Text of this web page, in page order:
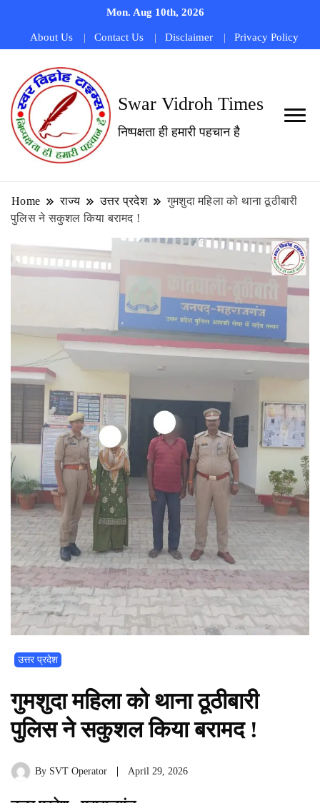
Mon. Aug 10th, 2026
About Us Contact Us Disclaimer Privacy Policy
Swar Vidroh Times
निष्पक्षता ही हमारी पहचान है
Home राज्य उत्तर प्रदेश
गुमशुदा महिला को थाना ठूठीबारी
पुलिस ने सकुशल किया बरामद !
उत्तर प्रदेश
गुमशुदा महिला को थाना ठूठीबारी
पुलिस ने सकुशल किया बरामद !
By SVT Operator April 29, 2026